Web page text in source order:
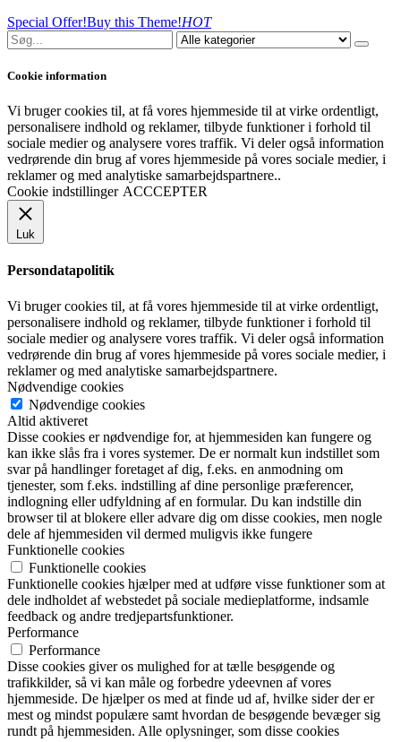
Special Offer!Buy this Theme!HOT
Cookie information
Vi bruger cookies til, at få vores hjemmeside til at virke ordentligt,
personalisere indhold og reklamer, tilbyde funktioner i forhold til
sociale medier og analysere vores traffik. Vi deler også information
vedrørende din brug af vores hjemmeside på vores sociale medier, i
reklamer og med analytiske samarbejdspartnere..
Cookie indstillinger ACCCEPTER
Luk
Persondatapolitik
Vi bruger cookies til, at få vores hjemmeside til at virke ordentligt,
personalisere indhold og reklamer, tilbyde funktioner i forhold til
sociale medier og analysere vores traffik. Vi deler også information
vedrørende din brug af vores hjemmeside på vores sociale medier, i
reklamer og med analytiske samarbejdspartnere.
Nødvendige cookies
Nødvendige cookies
Altid aktiveret
Disse cookies er nødvendige for, at hjemmesiden kan fungere og
kan ikke slås fra i vores systemer. De er normalt kun indstillet som
svar på handlinger foretaget af dig, f.eks. en anmodning om
tjenester, som f.eks. indstilling af dine personlige præferencer,
indlogning eller udfyldning af en formular. Du kan indstille din
browser til at blokere eller advare dig om disse cookies, men nogle
dele af hjemmesiden vil dermed muligvis ikke fungere
Funktionelle cookies
Funktionelle cookies
Funktionelle cookies hjælper med at udføre visse funktioner som at
dele indholdet af webstedet på sociale medieplatforme, indsamle
feedback og andre tredjepartsfunktioner.
Performance
Performance
Disse cookies giver os mulighed for at tælle besøgende og
trafikkilder, så vi kan måle og forbedre ydeevnen af vores
hjemmeside. De hjælper os med at finde ud af, hvilke sider der er
mest og mindst populære samt hvordan de besøgende bevæger sig
rundt på hjemmesiden. Alle oplysninger, som disse cookies